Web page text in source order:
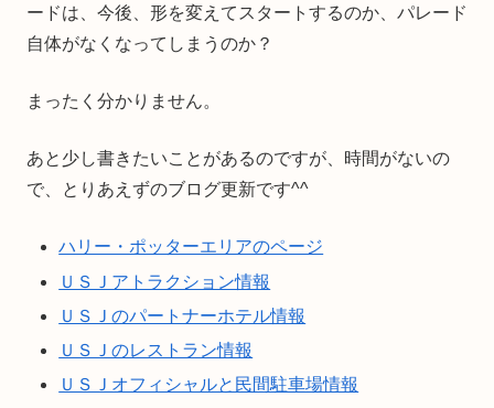
ードは、今後、形を変えてスタートするのか、パレード
自体がなくなってしまうのか？
まったく分かりません。
あと少し書きたいことがあるのですが、時間がないの
で、とりあえずのブログ更新です^^
ハリー・ポッターエリアのページ
ＵＳＪアトラクション情報
ＵＳＪのパートナーホテル情報
ＵＳＪのレストラン情報
ＵＳＪオフィシャルと民間駐車場情報